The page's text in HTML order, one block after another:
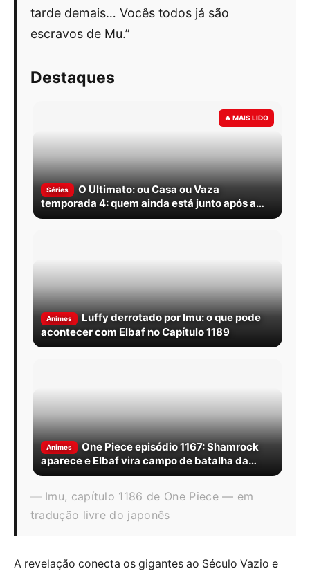
tarde demais… Vocês todos já são
escravos de Mu.”
Destaques
Séries
O Ultimato: ou Casa ou Vaza
temporada 4: quem ainda está junto após a
reunião?
Animes
Luffy derrotado por Imu: o que pode
acontecer com Elbaf no Capítulo 1189
Animes
One Piece episódio 1167: Shamrock
aparece e Elbaf vira campo de batalha da
Saga Final
Imu, capítulo 1186 de One Piece — em
tradução livre do japonês
A revelação conecta os gigantes ao Século Vazio e